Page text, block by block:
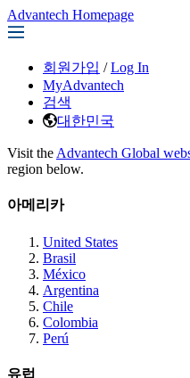
Advantech Homepage
회원가입 / Log In
MyAdvantech
검색
대한민국
Visit the Advantech Global
region below.
아메리카
United States
Brasil
México
Argentina
Chile
Colombia
Perú
유럽